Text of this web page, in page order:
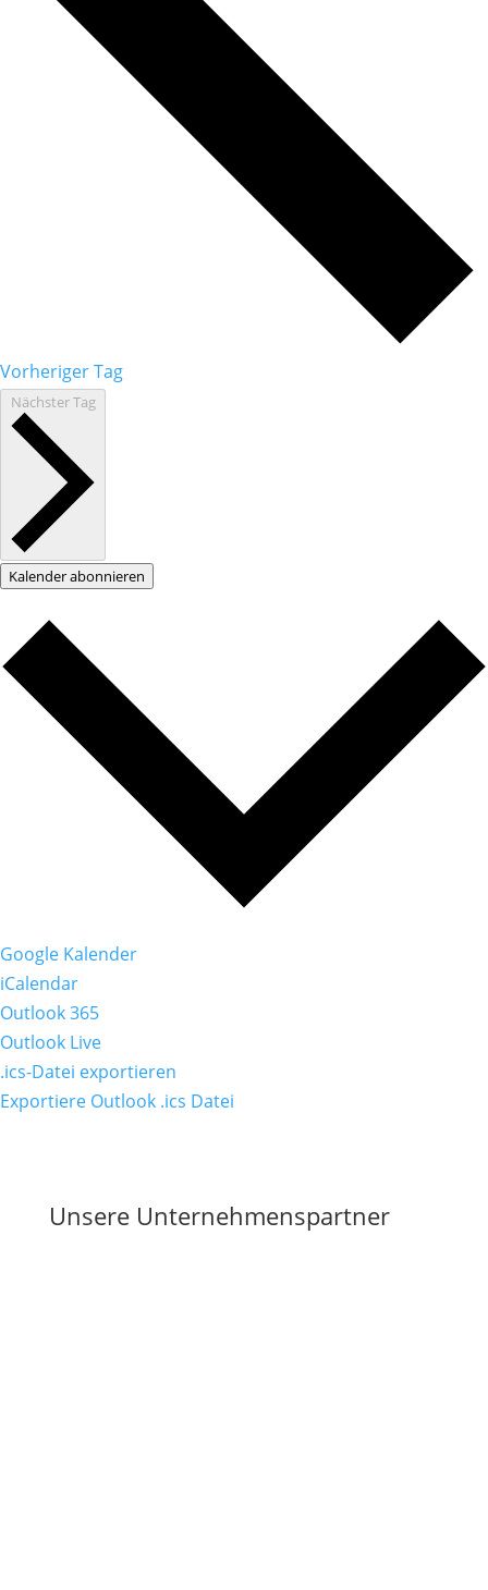
Vorheriger Tag
Nächster Tag
Kalender abonnieren
Google Kalender
iCalendar
Outlook 365
Outlook Live
.ics-Datei exportieren
Exportiere Outlook .ics Datei
Unsere Unternehmenspartner